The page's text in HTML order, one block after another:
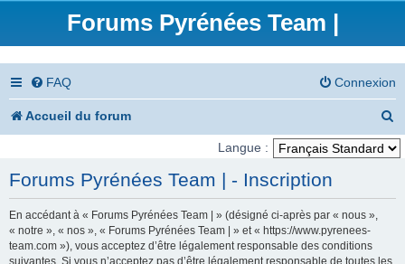
Forums Pyrénées Team |
FAQ Connexion
Accueil du forum
e
h
Langue :
Forums Pyrénées Team | - Inscription
En accédant à « Forums Pyrénées Team | » (désigné ci-après par « nous »,
« notre », « nos », « Forums Pyrénées Team | » et « https://www.pyrenees-
team.com »), vous acceptez d’être légalement responsable des conditions
suivantes. Si vous n’acceptez pas d’être légalement responsable de toutes les